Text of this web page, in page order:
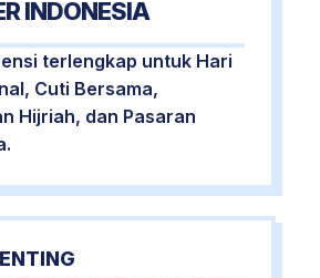
INDONESIA
terlengkap untuk Hari
Cuti Bersama,
Hijriah, dan Pasaran